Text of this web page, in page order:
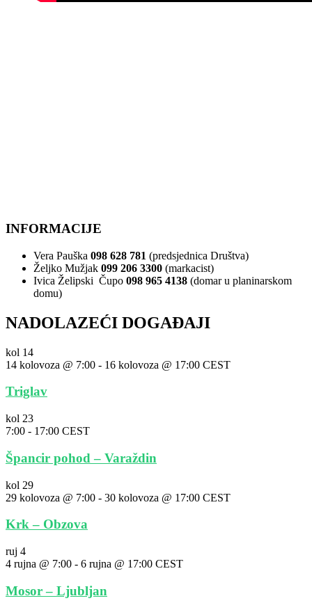
INFORMACIJE
Vera Pauška 098 628 781 (predsjednica Društva)
Željko Mužjak 099 206 3300 (markacist)
Ivica Želipski Čupo 098 965 4138 (domar u planinarskom
domu)
NADOLAZEĆI DOGAĐAJI
kol 14
14 kolovoza @ 7:00 - 16 kolovoza @ 17:00 CEST
Triglav
kol 23
7:00 - 17:00 CEST
Špancir pohod – Varaždin
kol 29
29 kolovoza @ 7:00 - 30 kolovoza @ 17:00 CEST
Krk – Obzova
ruj 4
4 rujna @ 7:00 - 6 rujna @ 17:00 CEST
Mosor – Ljubljan